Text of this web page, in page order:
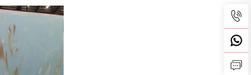
Arbetsytor